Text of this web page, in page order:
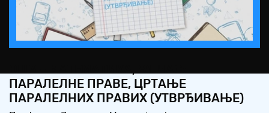
Video
ПАРАЛЕЛНЕ ПРАВЕ, ЦРТАЊЕ
ПАРАЛЕЛНИХ ПРАВИХ (УТВРЂИВАЊЕ)